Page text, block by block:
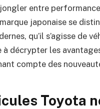
entre
japonaise se
qu’il s’agisse de
à décrypter les
compte des
Toyota